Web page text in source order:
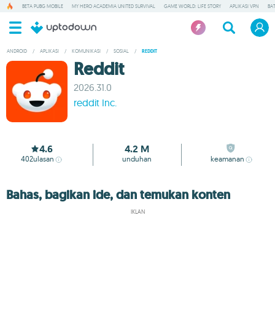
BETA PUBG MOBILE MY HERO ACADEMIA UNITED SURVIVAL GAME WORLD: LIFE STORY APLIKASI VPN
ANDROID / APLIKASI / KOMUNIKASI / SOSIAL / REDDIT
Reddit
2026.31.0
reddit Inc.
4.6
402ulasan
4.2 M
unduhan keamanan
Bahas, bagikan ide, dan temukan konten
IKLAN